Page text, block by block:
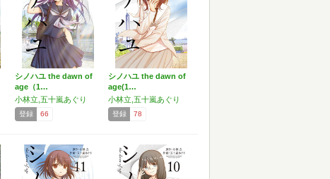
シノハユ the dawn of
age（1…
小林立,五十嵐あぐり
登録 66
シノハユ the dawn of
age(1…
小林立,五十嵐あぐり
登録 78